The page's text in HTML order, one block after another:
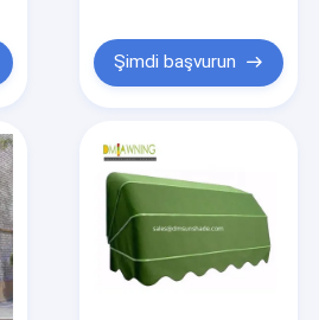
Şimdi başvurun